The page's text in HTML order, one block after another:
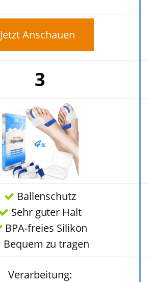
Jetzt Anschauen
3
Ballenschutz
Sehr guter Halt
BPA-freies Silikon
Bequem zu tragen
Verarbeitung: